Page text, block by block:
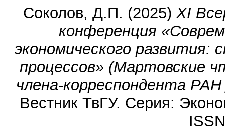
Соколов, Д.П. (2025)XI
конференция
экономического развития:
процессов» (Мартовские
члена-корреспондента
Вестник ТвГУ. Серия: